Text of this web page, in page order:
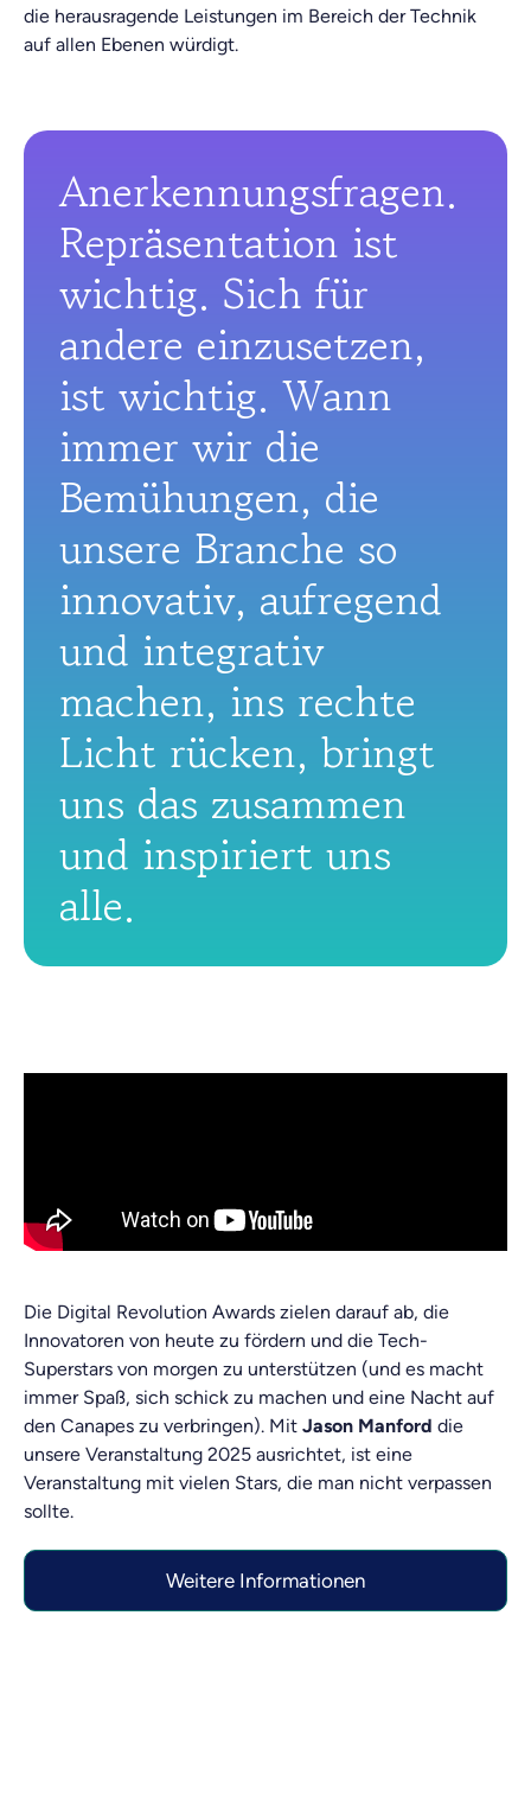
die herausragende Leistungen im Bereich der Technik
auf allen Ebenen würdigt.
Anerkennungsfragen.
Repräsentation ist
wichtig. Sich für
andere einzusetzen,
ist wichtig. Wann
immer wir die
Bemühungen, die
unsere Branche so
innovativ, aufregend
und integrativ
machen, ins rechte
Licht rücken, bringt
uns das zusammen
und inspiriert uns
alle.
Die Digital Revolution Awards zielen darauf ab, die
Innovatoren von heute zu fördern und die Tech-
Superstars von morgen zu unterstützen (und es macht
immer Spaß, sich schick zu machen und eine Nacht auf
den Canapes zu verbringen). Mit Jason Manford die
unsere Veranstaltung 2025 ausrichtet, ist eine
Veranstaltung mit vielen Stars, die man nicht verpassen
sollte.
Weitere Informationen